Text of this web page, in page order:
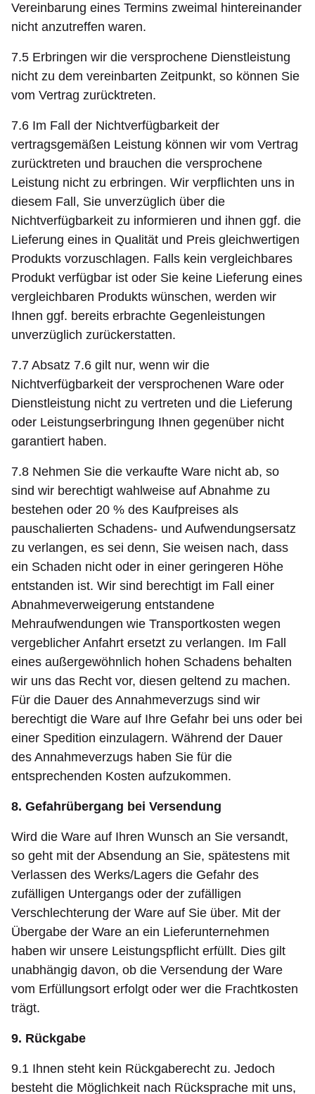
Vereinbarung eines Termins zweimal hintereinander
nicht anzutreffen waren.
7.5 Erbringen wir die versprochene Dienstleistung
nicht zu dem vereinbarten Zeitpunkt, so können Sie
vom Vertrag zurücktreten.
7.6 Im Fall der Nichtverfügbarkeit der
vertragsgemäßen Leistung können wir vom Vertrag
zurücktreten und brauchen die versprochene
Leistung nicht zu erbringen. Wir verpflichten uns in
diesem Fall, Sie unverzüglich über die
Nichtverfügbarkeit zu informieren und ihnen ggf. die
Lieferung eines in Qualität und Preis gleichwertigen
Produkts vorzuschlagen. Falls kein vergleichbares
Produkt verfügbar ist oder Sie keine Lieferung eines
vergleichbaren Produkts wünschen, werden wir
Ihnen ggf. bereits erbrachte Gegenleistungen
unverzüglich zurückerstatten.
7.7 Absatz 7.6 gilt nur, wenn wir die
Nichtverfügbarkeit der versprochenen Ware oder
Dienstleistung nicht zu vertreten und die Lieferung
oder Leistungserbringung Ihnen gegenüber nicht
garantiert haben.
7.8 Nehmen Sie die verkaufte Ware nicht ab, so
sind wir berechtigt wahlweise auf Abnahme zu
bestehen oder 20 % des Kaufpreises als
pauschalierten Schadens- und Aufwendungsersatz
zu verlangen, es sei denn, Sie weisen nach, dass
ein Schaden nicht oder in einer geringeren Höhe
entstanden ist. Wir sind berechtigt im Fall einer
Abnahmeverweigerung entstandene
Mehraufwendungen wie Transportkosten wegen
vergeblicher Anfahrt ersetzt zu verlangen. Im Fall
eines außergewöhnlich hohen Schadens behalten
wir uns das Recht vor, diesen geltend zu machen.
Für die Dauer des Annahmeverzugs sind wir
berechtigt die Ware auf Ihre Gefahr bei uns oder bei
einer Spedition einzulagern. Während der Dauer
des Annahmeverzugs haben Sie für die
entsprechenden Kosten aufzukommen.
8. Gefahrübergang bei Versendung
Wird die Ware auf Ihren Wunsch an Sie versandt,
so geht mit der Absendung an Sie, spätestens mit
Verlassen des Werks/Lagers die Gefahr des
zufälligen Untergangs oder der zufälligen
Verschlechterung der Ware auf Sie über. Mit der
Übergabe der Ware an ein Lieferunternehmen
haben wir unsere Leistungspflicht erfüllt. Dies gilt
unabhängig davon, ob die Versendung der Ware
vom Erfüllungsort erfolgt oder wer die Frachtkosten
trägt.
9. Rückgabe
9.1 Ihnen steht kein Rückgaberecht zu. Jedoch
besteht die Möglichkeit nach Rücksprache mit uns,